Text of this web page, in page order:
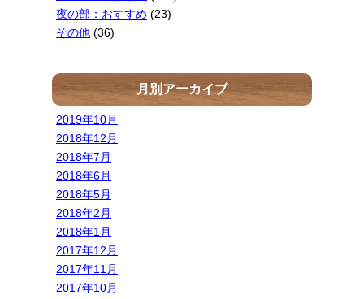
夜の部：おすすめ (23)
その他 (36)
月別アーカイブ
2019年10月
2018年12月
2018年7月
2018年6月
2018年5月
2018年2月
2018年1月
2017年12月
2017年11月
2017年10月